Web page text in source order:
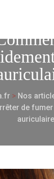
> Nos
de